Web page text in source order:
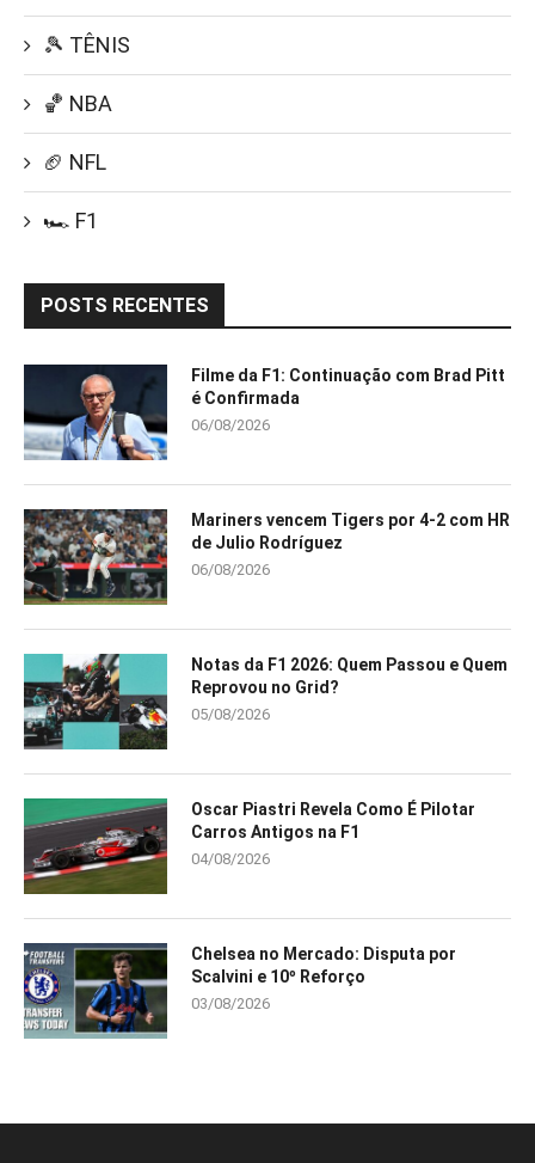
🎾 TÊNIS
🏀 NBA
🏈 NFL
🏎️ F1
POSTS RECENTES
Filme da F1: Continuação com Brad Pitt
é Confirmada
06/08/2026
Mariners vencem Tigers por 4-2 com HR
de Julio Rodríguez
06/08/2026
Notas da F1 2026: Quem Passou e Quem
Reprovou no Grid?
05/08/2026
Oscar Piastri Revela Como É Pilotar
Carros Antigos na F1
04/08/2026
Chelsea no Mercado: Disputa por
Scalvini e 10º Reforço
03/08/2026